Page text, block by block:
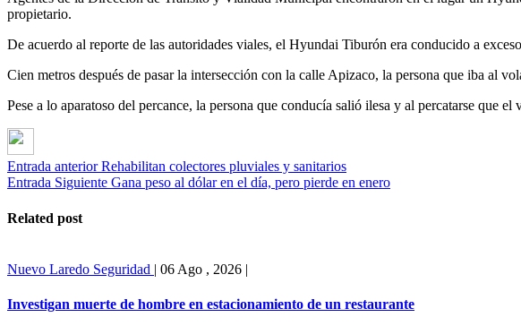
propietario.
De acuerdo al reporte de las autoridades viales, el Hyundai Tiburón era conducido a
Cien metros después de pasar la intersección con la calle Apizaco, la persona que iba al
Pese a lo aparatoso del percance, la persona que conducía salió ilesa y al percatarse que
Entrada anterior Rehabilitan colectores pluviales y sanitarios
Entrada Siguiente Gana peso al dólar en el día, pero pierde en enero
Related post
Nuevo Laredo Seguridad | 06 Ago , 2026 |
Investigan muerte de hombre en estacionamiento de un restaurante